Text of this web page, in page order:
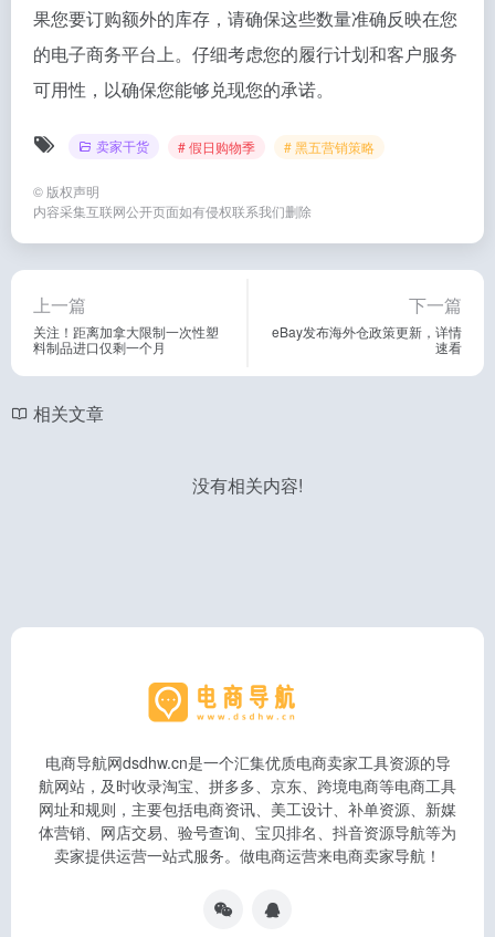
果您要订购额外的库存，请确保这些数量准确反映在您
的电子商务平台上。仔细考虑您的履行计划和客户服务
可用性，以确保您能够兑现您的承诺。
卖家干货 # 假日购物季 # 黑五营销策略
© 版权声明
内容采集互联网公开页面如有侵权联系我们删除
上一篇
关注！距离加拿大限制一次性塑
料制品进口仅剩一个月
下一篇
eBay发布海外仓政策更新，详情
速看
相关文章
没有相关内容!
电商导航网dsdhw.cn是一个汇集优质电商卖家工具资源的导
航网站，及时收录淘宝、拼多多、京东、跨境电商等电商工具
网址和规则，主要包括电商资讯、美工设计、补单资源、新媒
体营销、网店交易、验号查询、宝贝排名、抖音资源导航等为
卖家提供运营一站式服务。做电商运营来电商卖家导航！